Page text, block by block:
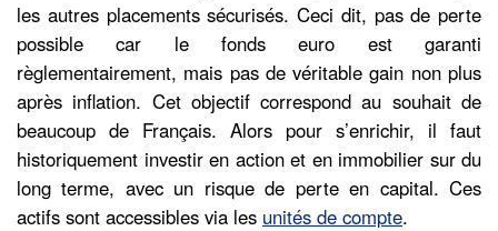
les autres placements sécurisés. Ceci dit, pas de perte
possible car le fonds euro est garanti
règlementairement, mais pas de véritable gain non plus
après inflation. Cet objectif correspond au souhait de
beaucoup de Français. Alors pour s’enrichir, il faut
historiquement investir en action et en immobilier sur du
long terme, avec un risque de perte en capital. Ces
actifs sont accessibles via les unités de compte.